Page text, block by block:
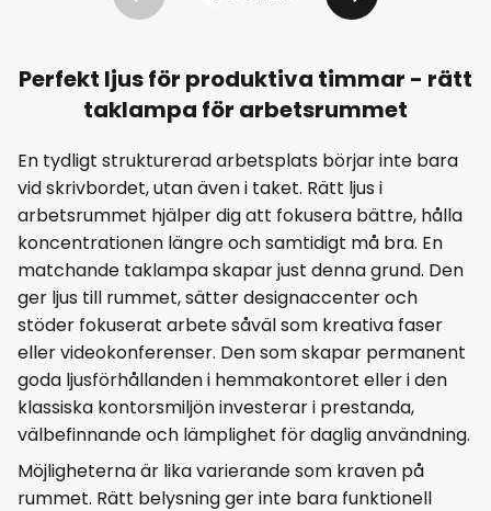
Föregående Nästa
Perfekt ljus för produktiva timmar - rätt
taklampa för arbetsrummet
En tydligt strukturerad arbetsplats börjar inte bara
vid skrivbordet, utan även i taket. Rätt ljus i
arbetsrummet hjälper dig att fokusera bättre, hålla
koncentrationen längre och samtidigt må bra. En
matchande taklampa skapar just denna grund. Den
ger ljus till rummet, sätter designaccenter och
stöder fokuserat arbete såväl som kreativa faser
eller videokonferenser. Den som skapar permanent
goda ljusförhållanden i hemmakontoret eller i den
klassiska kontorsmiljön investerar i prestanda,
välbefinnande och lämplighet för daglig användning.
Möjligheterna är lika varierande som kraven på
rummet. Rätt belysning ger inte bara funktionell